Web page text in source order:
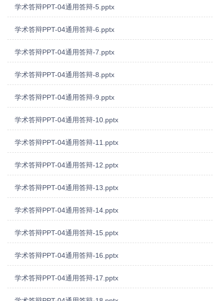
学术答辩PPT-04通用答辩-5.pptx
学术答辩PPT-04通用答辩-6.pptx
学术答辩PPT-04通用答辩-7.pptx
学术答辩PPT-04通用答辩-8.pptx
学术答辩PPT-04通用答辩-9.pptx
学术答辩PPT-04通用答辩-10.pptx
学术答辩PPT-04通用答辩-11.pptx
学术答辩PPT-04通用答辩-12.pptx
学术答辩PPT-04通用答辩-13.pptx
学术答辩PPT-04通用答辩-14.pptx
学术答辩PPT-04通用答辩-15.pptx
学术答辩PPT-04通用答辩-16.pptx
学术答辩PPT-04通用答辩-17.pptx